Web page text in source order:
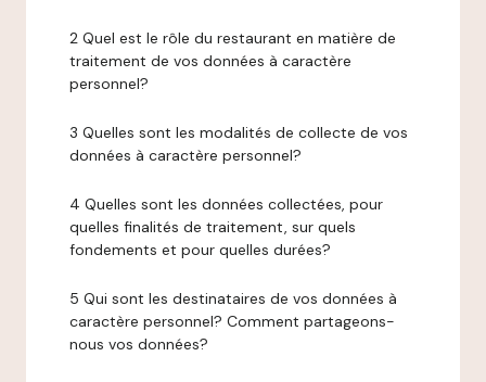
2 Quel est le rôle du restaurant en matière de
traitement de vos données à caractère
personnel?
3 Quelles sont les modalités de collecte de vos
données à caractère personnel?
4 Quelles sont les données collectées, pour
quelles finalités de traitement, sur quels
fondements et pour quelles durées?
5 Qui sont les destinataires de vos données à
caractère personnel? Comment partageons-
nous vos données?